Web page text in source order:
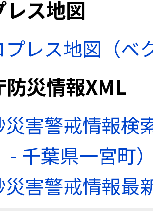
レス地図
プレス地図（ベ
防災情報XML
災害警戒情報検
- 千葉県一宮町
災害警戒情報最